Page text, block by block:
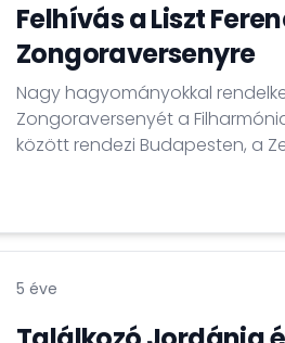
Felhívás a Liszt
Zongoraversenyre
Nagy hagyományokkal
Zongoraversenyét a
között rendezi Budapesten, a
5 éve